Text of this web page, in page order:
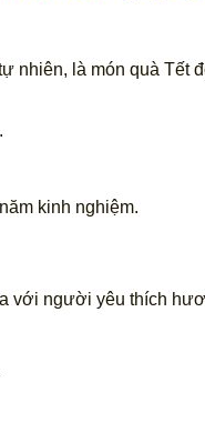
là món quà Tết
kinh nghiệm.
với người yêu thích